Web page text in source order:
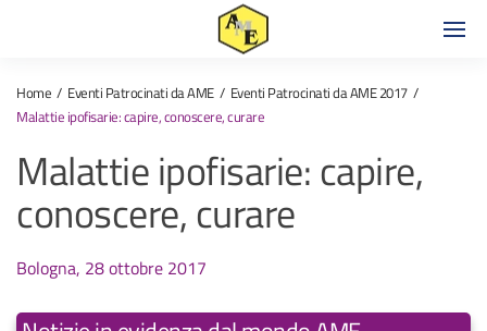
Home Eventi Patrocinati da AME
Eventi Patrocinati da AME 2017
Malattie ipofisarie: capire, conoscere, curare
Malattie ipofisarie: capire,
conoscere, curare
Bologna, 28 ottobre 2017